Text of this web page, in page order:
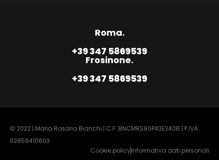
Roma.
+39 347 5869539
Frosinone.
+39 347 5869539
© 2022 | Maria Rosaria Bianchi | C.F. BNCMRS80P43E340B | P.IVA
02859410603
Cookie policyInformativa dati personali